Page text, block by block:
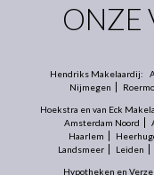
ONZE
Hendriks Makelaardij:
Nijmegen
Hoekstra en van Eck
Amsterdam Noord
Haarlem
Landsmeer
Leiden
Hypotheken en